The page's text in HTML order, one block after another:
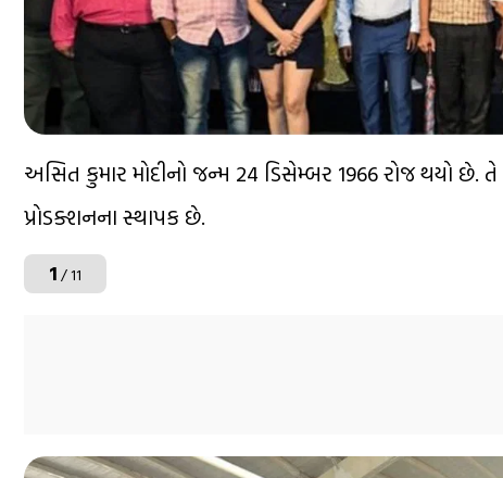
અસિત કુમાર મોદીનો જન્મ 24 ડિસેમ્બર 1966 રોજ થયો છે.
પ્રોડક્શનના સ્થાપક છે.
1/ 11